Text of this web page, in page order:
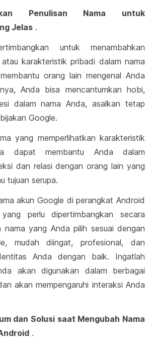
Penulisan Nama untuk
Jelas .
untuk menambahkan
karakteristik pribadi dalam nama
orang lain mengenal Anda
Anda bisa mencantumkan hobi,
dalam nama Anda, asalkan tetap
Google.
yang memperlihatkan karakteristik
dapat membantu Anda dalam
dan relasi dengan orang lain yang
tujuan serupa.
akun Google di perangkat Android
perlu dipertimbangkan secara
nama yang Anda pilih sesuai dengan
mudah diingat, profesional, dan
Anda dengan baik. Ingatlah
akan digunakan dalam berbagai
akan mempengaruhi interaksi Anda
dan Solusi saat Mengubah Nama
.